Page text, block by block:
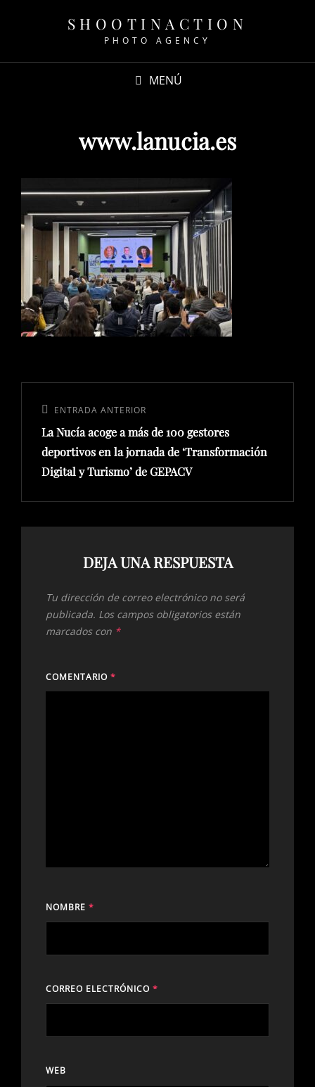
SHOOTINACTION
PHOTO AGENCY
MENÚ
www.lanucia.es
entradas
Entrada
anterior:
ENTRADA ANTERIOR
La Nucía acoge a más de 100 gestores
deportivos en la jornada de ‘Transformación
Digital y Turismo’ de GEPACV
DEJA UNA RESPUESTA
Tu dirección de correo electrónico no será
publicada. Los campos obligatorios están
marcados con *
COMENTARIO *
NOMBRE *
CORREO ELECTRÓNICO *
WEB